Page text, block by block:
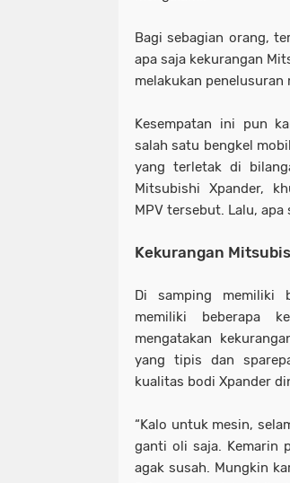
Bagi sebagian orang,
apa saja kekurangan
melakukan penelusuran
Kesempatan ini pun
salah satu bengkel
yang terletak di
Mitsubishi Xpander,
MPV tersebut. Lalu,
Kekurangan
Di samping memiliki
memiliki beberapa
mengatakan
yang tipis dan
kualitas bodi Xpander
“Kalo untuk mesin,
ganti oli saja. Kemarin
agak susah. Mungkin